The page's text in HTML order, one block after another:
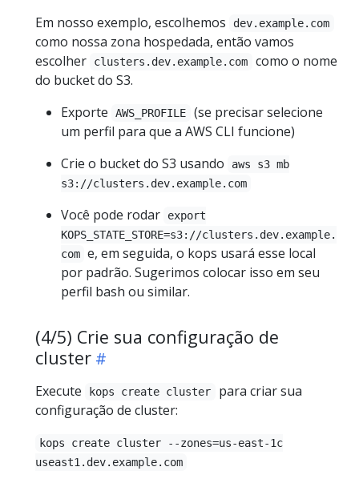
Em nosso exemplo, escolhemos
dev.example.com
como nossa zona hospedada, então vamos
escolher
clusters.dev.example.com
como o nome
do bucket do S3.
Exporte
AWS_PROFILE
(se precisar selecione
um perfil para que a AWS CLI funcione)
Crie o bucket do S3 usando
aws s3 mb
s3://clusters.dev.example.com
Você pode rodar
export
KOPS_STATE_STORE=s3://clusters.dev.example.
com e, em seguida, o kops usará esse local
por padrão. Sugerimos colocar isso em seu
perfil bash ou similar.
(4/5) Crie sua configuração de
cluster
Execute kops create cluster
para criar sua
configuração de cluster:
kops create cluster --zones=us-east-1c
useast1.dev.example.com